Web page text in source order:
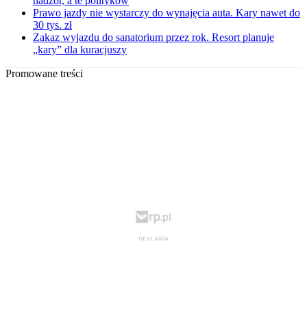
Prawo jazdy nie wystarczy do wynajęcia auta. Kary nawet do
30 tys. zł
Zakaz wyjazdu do sanatorium przez rok. Resort planuje
„kary” dla kuracjuszy
Promowane treści